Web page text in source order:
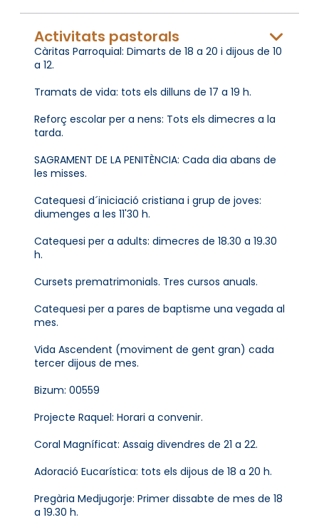
Activitats pastorals
Càritas Parroquial: Dimarts de 18 a 20 i dijous de 10
a 12.
Tramats de vida: tots els dilluns de 17 a 19 h.
Reforç escolar per a nens: Tots els dimecres a la
tarda.
SAGRAMENT DE LA PENITÈNCIA: Cada dia abans de
les misses.
Catequesi d´iniciació cristiana i grup de joves:
diumenges a les 11'30 h.
Catequesi per a adults: dimecres de 18.30 a 19.30
h.
Cursets prematrimonials. Tres cursos anuals.
Catequesi per a pares de baptisme una vegada al
mes.
Vida Ascendent (moviment de gent gran) cada
tercer dijous de mes.
Bizum: 00559
Projecte Raquel: Horari a convenir.
Coral Magníficat: Assaig divendres de 21 a 22.
Adoració Eucarística: tots els dijous de 18 a 20 h.
Pregària Medjugorje: Primer dissabte de mes de 18
a 19.30 h.